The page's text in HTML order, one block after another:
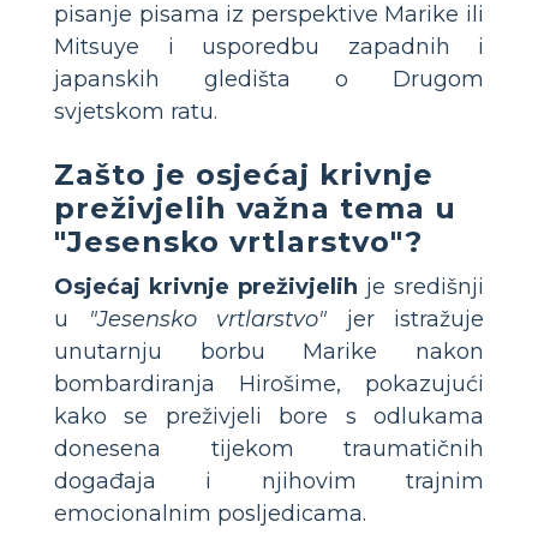
pisanje pisama iz perspektive Marike ili
Mitsuye i usporedbu zapadnih i
japanskih gledišta o Drugom
svjetskom ratu.
Zašto je osjećaj krivnje
preživjelih važna tema u
"Jesensko vrtlarstvo"?
Osjećaj krivnje preživjelih je središnji
u
"Jesensko vrtlarstvo" jer istražuje
unutarnju borbu Marike nakon
bombardiranja Hirošime, pokazujući
kako se preživjeli bore s odlukama
donesena tijekom traumatičnih
događaja i njihovim trajnim
emocionalnim posljedicama.